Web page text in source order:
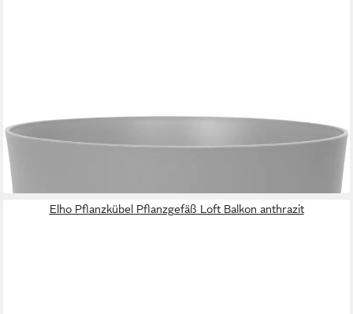
ELHO
Pflanzkübel Elho Pflanztopf Vibia Ø 39 x 33,4 cm anthrzait
Elho Pflanzkübel Pflanzgefäß Loft Balkon anthrazit